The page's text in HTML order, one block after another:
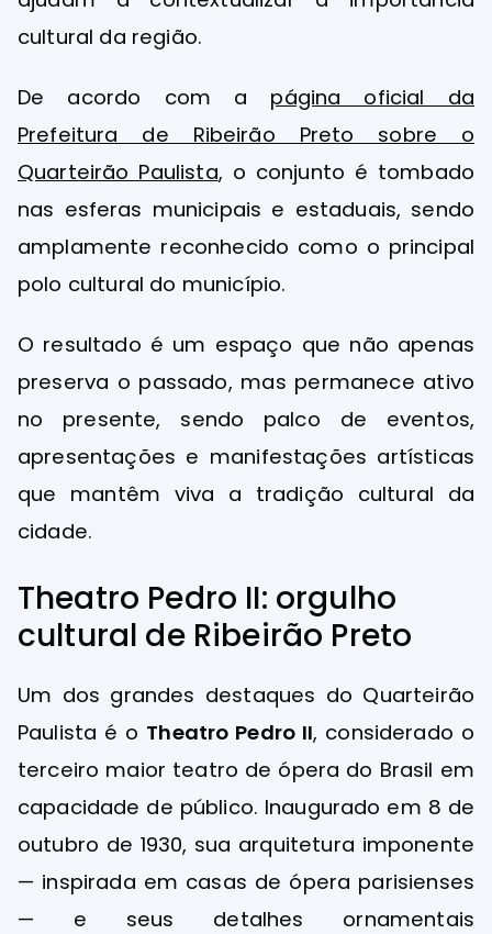
cultural da região.
De acordo com a página oficial da
Prefeitura de Ribeirão Preto sobre o
Quarteirão Paulista, o conjunto é tombado
nas esferas municipais e estaduais, sendo
amplamente reconhecido como o principal
polo cultural do município.
O resultado é um espaço que não apenas
preserva o passado, mas permanece ativo
no presente, sendo palco de eventos,
apresentações e manifestações artísticas
que mantêm viva a tradição cultural da
cidade.
Theatro Pedro II: orgulho
cultural de Ribeirão Preto
Um dos grandes destaques do Quarteirão
Paulista é o Theatro Pedro II, considerado o
terceiro maior teatro de ópera do Brasil em
capacidade de público. Inaugurado em 8 de
outubro de 1930, sua arquitetura imponente
— inspirada em casas de ópera parisienses
— e seus detalhes ornamentais